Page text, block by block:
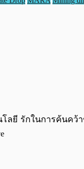
ลยี รักในการค้นค